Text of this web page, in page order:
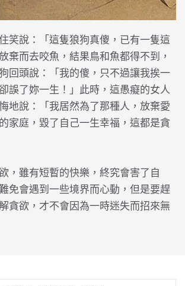
笑說：「這隻狼狗真傻，已有一隻這
棄而去咬魚，結果鳥和魚都得不到，
回頭說：「我的傻，只不過讓我挨一
誤了妳一生！」此時，這愚癡的女人
地說：「我居然為了那種人，放棄愛
家庭，毀了自己一生幸福，這都是貪
，雖有短暫的快樂，終究會害了自
免會遇到一些境界而心動，但是要趕
貪欲，才不會因為一時迷失而招來無